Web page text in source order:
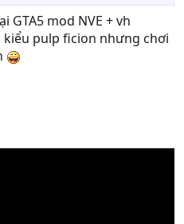
GTA5 mod NVE + vh
pulp ficion nhưng chơi